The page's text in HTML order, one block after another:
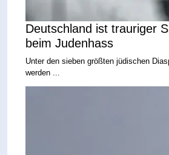
Deutschland ist trauriger
beim Judenhass
Unter den sieben größten jüdischen
werden ...